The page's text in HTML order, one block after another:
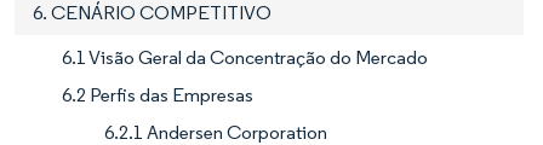
6. CENÁRIO COMPETITIVO
6.1 Visão Geral da Concentração do Mercado
6.2 Perfis das Empresas
6.2.1 Andersen Corporation